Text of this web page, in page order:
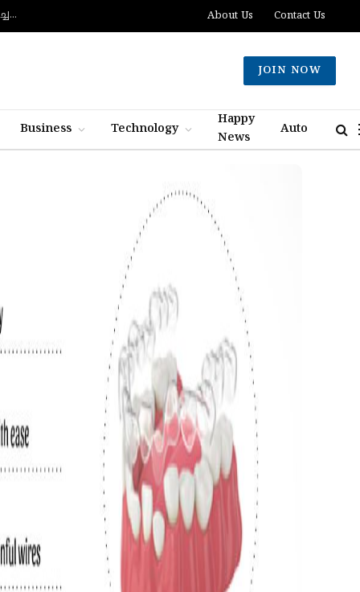
സൗദി, തുര്‍ക്കി, പാകിസ്ഥാന്‍ സംയുക്ത പ്രതിരോധ കരാര്‍ യാഥാര്‍ഥ്യമായി, കരാര്‍ ഒപ്പുവെച്ചത് വിശുദ്ധ ഹറമിന്റെ ചാരത്ത് About Us Contact Us
JOIN NOW
Business Technology
Happy
News
Auto